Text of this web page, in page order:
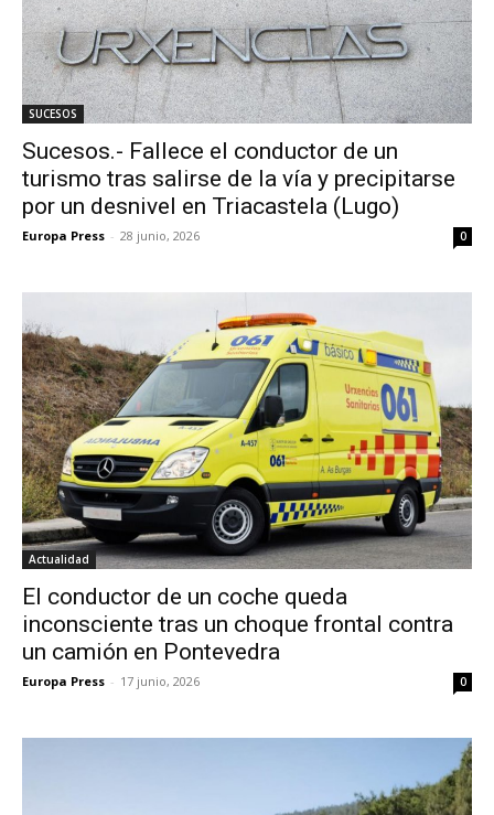
SUCESOS
Sucesos.- Fallece el conductor de un
turismo tras salirse de la vía y precipitarse
por un desnivel en Triacastela (Lugo)
Europa Press - 28 junio, 2026 0
Actualidad
El conductor de un coche queda
inconsciente tras un choque frontal contra
un camión en Pontevedra
Europa Press - 17 junio, 2026 0